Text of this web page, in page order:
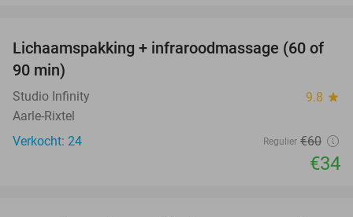
43%
Lichaamspakking + infraroodmassage (60 of
90 min)
Studio Infinity 9.8 star
Aarle-Rixtel
Verkocht: 24
Regulier €60
€34